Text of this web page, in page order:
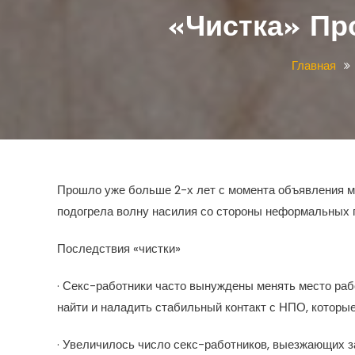
«Чистка»
Главная
Прошло уже больше 2-х лет с момента объявления
подогрела волну насилия со стороны
Последствия «чистки»
· Секс-работники часто вынуждены менять место
найти и наладить стабильный контакт с НПО,
· Увеличилось число секс-работников, выезжающих